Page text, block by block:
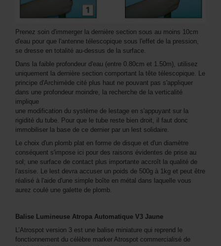
Prenez soin d'immerger la dernière section sous au moins 10cm
d'eau pour que l'antenne télescopique sous l'effet de la pression,
se dresse en totalité au-dessus de la surface.
Dans la faible profondeur d'eau (entre 0.80cm et 1.50m), utilisez
uniquement la dernière section comportant la tête télescopique. Le
principe d'Archimède cité plus haut ne pouvant pas s'appliquer
dans une profondeur moindre, la recherche de la verticalité
implique
une modification du système de lestage en s'appuyant sur la
rigidité du tube. Pour que le tube reste bien droit, il faut donc
immobiliser la base de ce dernier par un lest solidaire.
Le choix d'un plomb plat en forme de disque et d'un diamètre
conséquent s'impose ici pour des raisons évidentes de prise au
sol; une surface de contact plus importante accroît la qualité de
l'assise. Le lest devra accuser un poids de 500g à 1kg et peut être
réalisé à l'aide d'une simple boîte en métal dans laquelle vous
aurez coulé une galette de plomb.
Balise Lumineuse Atropa Automatique V3 Jaune
L’Atrospot version 3 est une balise miniature qui reprend le
fonctionnement du célèbre marker Atrospot commercialisé de